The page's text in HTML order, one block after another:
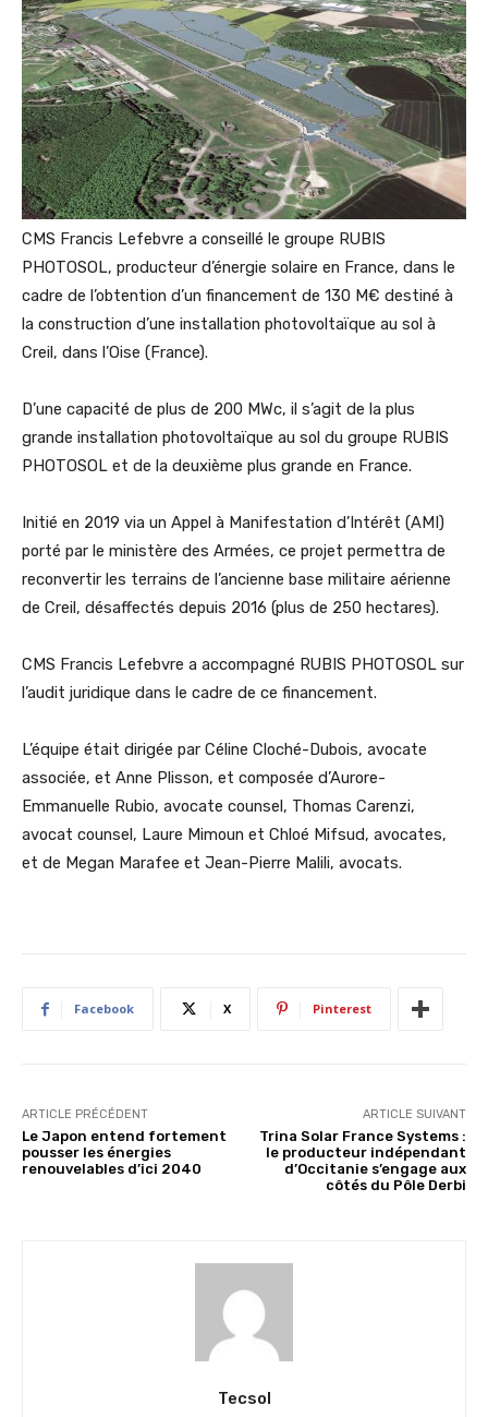
CMS Francis Lefebvre a conseillé le groupe RUBIS
PHOTOSOL, producteur d’énergie solaire en France, dans le
cadre de l’obtention d’un financement de 130 M€ destiné à
la construction d’une installation photovoltaïque au sol à
Creil, dans l’Oise (France).
D’une capacité de plus de 200 MWc, il s’agit de la plus
grande installation photovoltaïque au sol du groupe RUBIS
PHOTOSOL et de la deuxième plus grande en France.
Initié en 2019 via un Appel à Manifestation d’Intérêt (AMI)
porté par le ministère des Armées, ce projet permettra de
reconvertir les terrains de l’ancienne base militaire aérienne
de Creil, désaffectés depuis 2016 (plus de 250 hectares).
CMS Francis Lefebvre a accompagné RUBIS PHOTOSOL sur
l’audit juridique dans le cadre de ce financement.
L’équipe était dirigée par Céline Cloché-Dubois, avocate
associée, et Anne Plisson, et composée d’Aurore-
Emmanuelle Rubio, avocate counsel, Thomas Carenzi,
avocat counsel, Laure Mimoun et Chloé Mifsud, avocates,
et de Megan Marafee et Jean-Pierre Malili, avocats.
Facebook X Pinterest
ARTICLE PRÉCÉDENT
Le Japon entend fortement
pousser les énergies
renouvelables d’ici 2040
ARTICLE SUIVANT
Trina Solar France Systems :
le producteur indépendant
d’Occitanie s’engage aux
côtés du Pôle Derbi
Tecsol